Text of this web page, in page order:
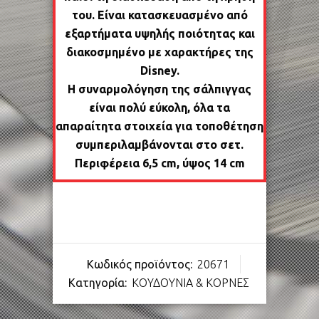
του. Είναι κατασκευασμένο από
εξαρτήματα υψηλής ποιότητας και
διακοσμημένο με χαρακτήρες της
Disney.
Η συναρμολόγηση της σάλπιγγας
είναι πολύ εύκολη, όλα τα
απαραίτητα στοιχεία για τοποθέτηση
συμπεριλαμβάνονται στο σετ.
Περιφέρεια 6,5 cm, ύψος 14 cm
Κωδικός προϊόντος: 20671
Κατηγορία: ΚΟΥΔΟΥΝΙΑ & ΚΟΡΝΕΣ